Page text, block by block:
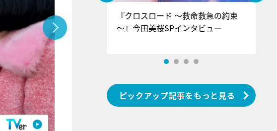
ブ！げーみんぐ』＝LOV
羅＆佐々木舞香SPインタ
『クロスロード ～救命救急の約束
～』今田美桜SPインタビュー
ピックアップ記事をもっと見る